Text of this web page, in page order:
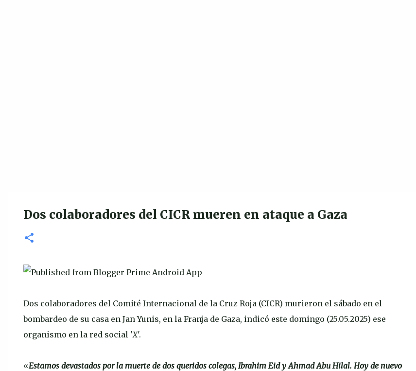
Dos colaboradores del CICR mueren en ataque a Gaza
Dos colaboradores del Comité Internacional de la Cruz Roja (CICR) murieron el sábado en el
bombardeo de su casa en Jan Yunis, en la Franja de Gaza, indicó este domingo (25.05.2025) ese
organismo en la red social 'X'.
«Estamos devastados por la muerte de dos queridos colegas, Ibrahim Eid y Ahmad Abu Hilal. Hoy de nuevo